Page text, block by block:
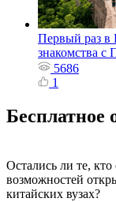
Первый раз в
знакомства с
5686
1
Бесплатное
Остались ли те,
возможностей
китайских вузах?